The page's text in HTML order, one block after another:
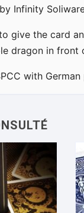
Infinity
give the card
dragon in front
with